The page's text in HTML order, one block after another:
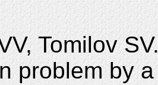
Tomilov
problem by